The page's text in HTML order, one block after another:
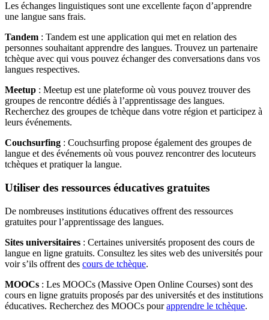
Les échanges linguistiques sont une excellente façon d’apprendre
une langue sans frais.
Tandem : Tandem est une application qui met en relation des
personnes souhaitant apprendre des langues. Trouvez un partenaire
tchèque avec qui vous pouvez échanger des conversations dans vos
langues respectives.
Meetup : Meetup est une plateforme où vous pouvez trouver des
groupes de rencontre dédiés à l’apprentissage des langues.
Recherchez des groupes de tchèque dans votre région et participez à
leurs événements.
Couchsurfing : Couchsurfing propose également des groupes de
langue et des événements où vous pouvez rencontrer des locuteurs
tchèques et pratiquer la langue.
Utiliser des ressources éducatives gratuites
De nombreuses institutions éducatives offrent des ressources
gratuites pour l’apprentissage des langues.
Sites universitaires : Certaines universités proposent des cours de
langue en ligne gratuits. Consultez les sites web des universités pour
voir s’ils offrent des cours de tchèque.
MOOCs : Les MOOCs (Massive Open Online Courses) sont des
cours en ligne gratuits proposés par des universités et des institutions
éducatives. Recherchez des MOOCs pourapprendre le tchèque.